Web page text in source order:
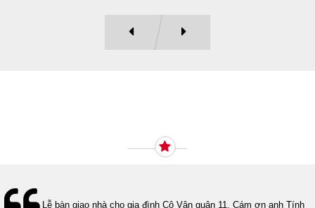
Lễ bàn giao nhà cho gia đình Cô Vân quận 11. Cám ơn anh Tính